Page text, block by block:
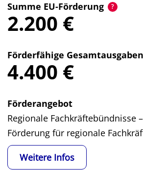
Summe EU-Förderung
2.200
Förderfähige Gesamtausgaben
4.400
Förderangebot
Regionale Fachkräftebündnisse –
Förderung für regionale
Weitere Infos